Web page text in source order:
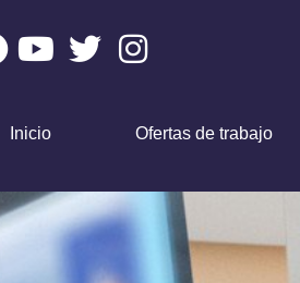
Inicio Ofertas de trabajo